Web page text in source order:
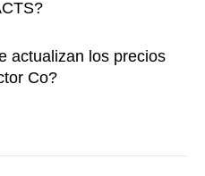
actualizan los precios
Co?